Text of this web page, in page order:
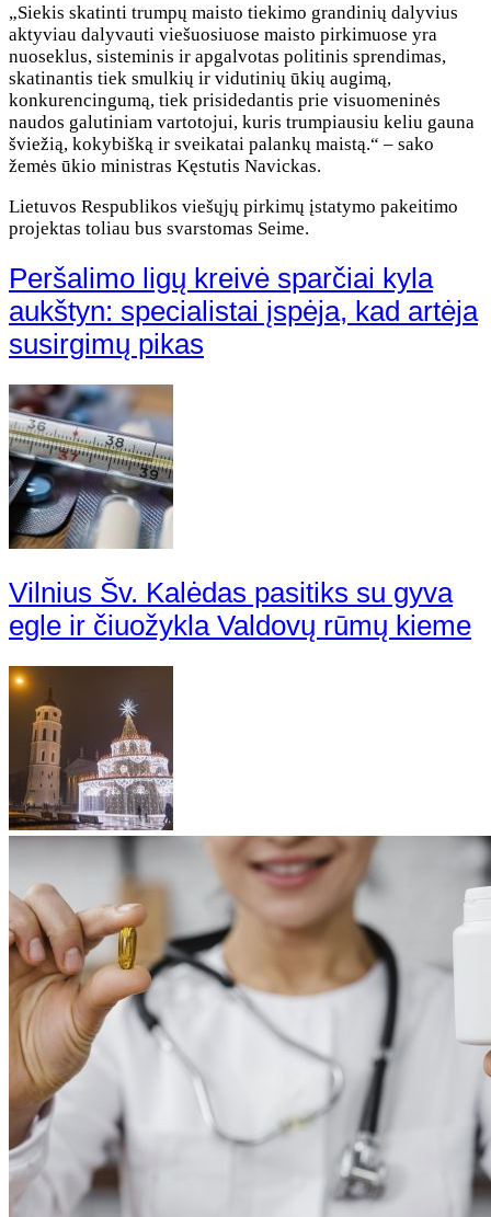
„Siekis skatinti trumpų maisto tiekimo grandinių dalyvius
aktyviau dalyvauti viešuosiuose maisto pirkimuose yra
nuoseklus, sisteminis ir apgalvotas politinis sprendimas,
skatinantis tiek smulkių ir vidutinių ūkių augimą,
konkurencingumą, tiek prisidedantis prie visuomeninės
naudos galutiniam vartotojui, kuris trumpiausiu keliu gauna
šviežią, kokybišką ir sveikatai palankų maistą.“ – sako
žemės ūkio ministras Kęstutis Navickas.
Lietuvos Respublikos viešųjų pirkimų įstatymo pakeitimo
projektas toliau bus svarstomas Seime.
Peršalimo ligų kreivė sparčiai kyla
aukštyn: specialistai įspėja, kad artėja
susirgimų pikas
Vilnius Šv. Kalėdas pasitiks su gyva
egle ir čiuožykla Valdovų rūmų kieme